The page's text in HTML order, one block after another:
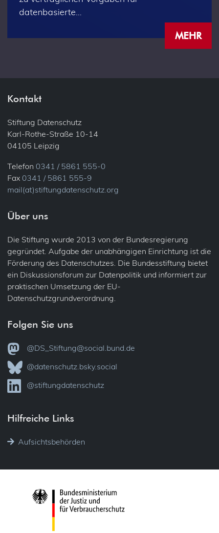
datenbasierte…
MEHR
Kontakt
Stiftung Datenschutz
Karl-Rothe-Straße 10-14
04105 Leipzig
Telefon 0341 / 5861 555-0
Fax 0341 / 5861 555-9
mail(at)stiftungdatenschutz.org
Über uns
Die Stiftung wurde 2013 von der Bundesregierung
gegründet. Aufgabe der unabhängigen Einrichtung ist die
Förderung des Datenschutzes. Die Bundesstiftung bietet
ein Diskussionsforum zur Datenpolitik und informiert zur
praktischen Umsetzung der EU-
Datenschutzgrundverordnung.
Folgen Sie uns
@DS_Stiftung@social.bund.de
@datenschutz.bsky.social
@stiftungdatenschutz
Hilfreiche Links
Aufsichtsbehörden